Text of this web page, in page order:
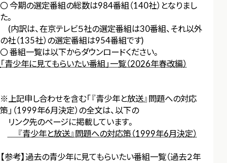
〇 今期の選定番組の総数は984番組（140社）となりまし
た。
(内訳は、在京テレビ５社の選定番組は30番組、それ以外
の社（135社）の選定番組は954番組です)
〇 番組一覧は以下からダウンロードください。
「青少年に見てもらいたい番組」一覧（2026年春改編）
※上記申し合わせを含む「『青少年と放送』問題への対応
策」（1999年6月決定）の全文は、以下の
リンク先のページに掲載しています。
『青少年と放送』問題への対応策（1999年6月決定）
【参考】過去の青少年に見てもらいたい番組一覧（過去２年